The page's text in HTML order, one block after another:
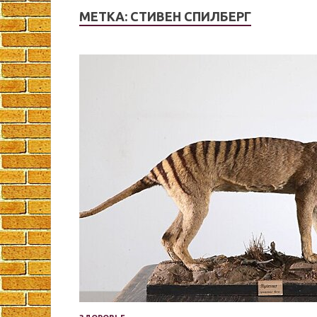
МЕТКА: СТИВЕН СПИЛБЕРГ